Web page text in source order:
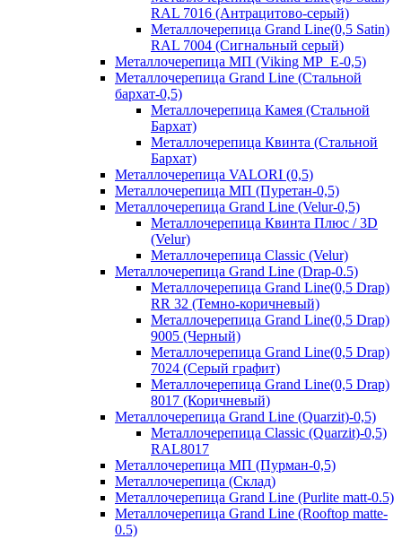
RAL 7016 (Антрацитово-серый)
Металлочерепица Grand Line(0,5 Satin)
RAL 7004 (Сигнальный серый)
Металлочерепица МП (Viking MP_E-0,5)
Металлочерепица Grand Line (Стальной
бархат-0,5)
Металлочерепица Камея (Стальной
Бархат)
Металлочерепица Квинта (Стальной
Бархат)
Металлочерепица VALORI (0,5)
Металлочерепица МП (Пуретан-0,5)
Металлочерепица Grand Line (Velur-0,5)
Металлочерепица Квинта Плюс / 3D
(Velur)
Металлочерепица Classic (Velur)
Металлочерепица Grand Line (Drap-0.5)
Металлочерепица Grand Line(0,5 Drap)
RR 32 (Темно-коричневый)
Металлочерепица Grand Line(0,5 Drap)
9005 (Черный)
Металлочерепица Grand Line(0,5 Drap)
7024 (Серый графит)
Металлочерепица Grand Line(0,5 Drap)
8017 (Коричневый)
Металлочерепица Grand Line (Quarzit)-0,5)
Металлочерепица Classic (Quarzit)-0,5)
RAL8017
Металлочерепица МП (Пурман-0,5)
Металлочерепица (Склад)
Металлочерепица Grand Line (Purlite matt-0.5)
Металлочерепица Grand Line (Rooftop matte-
0.5)